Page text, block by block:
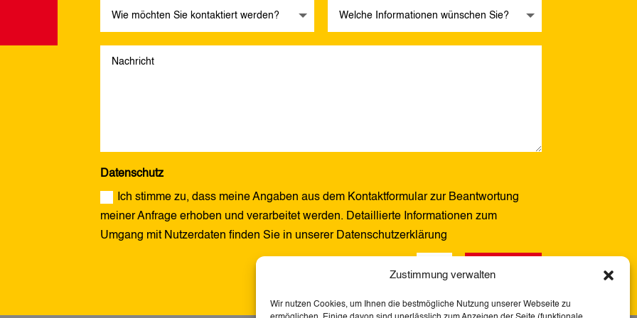
Zustimmung verwalten
Wir nutzen Cookies, um Ihnen die bestmögliche Nutzung unserer Webseite zu
Datenschutz
Ich stimme zu, dass meine Angaben aus dem Kontaktformular zur Beantwortung
meiner Anfrage erhoben und verarbeitet werden. Detaillierte Informationen zum
Umgang mit Nutzerdaten finden Sie in unserer Datenschutzerklärung
5 + 1 = Senden